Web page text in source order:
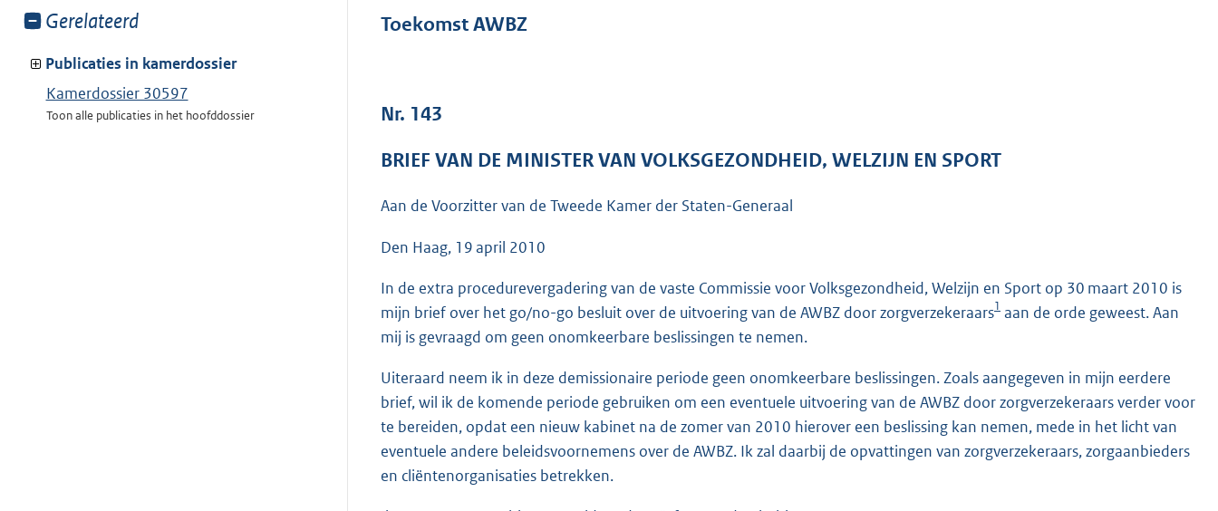
Toon
van:
Gerelateerd
Publicaties in kamerdossier
Kamerdossier 30597
Toon alle publicaties in het hoofddossier
r
o
:
3
9
Toekomst AWBZ
Nr. 143
BRIEF VAN DE MINISTER VAN VOLKSGEZONDHEID, WELZIJN EN SPORT
Aan de Voorzitter van de Tweede Kamer der Staten-Generaal
Den Haag, 19 april 2010
In de extra procedurevergadering van de vaste Commissie voor Volksgezondheid, Welzijn en Sport op 30 maart 2010 is
mijn brief over het go/no-go besluit over de uitvoering van de AWBZ door zorgverzekeraars1 aan de orde geweest. Aan
mij is gevraagd om geen onomkeerbare beslissingen te nemen.
Uiteraard neem ik in deze demissionaire periode geen onomkeerbare beslissingen. Zoals aangegeven in mijn eerdere
brief, wil ik de komende periode gebruiken om een eventuele uitvoering van de AWBZ door zorgverzekeraars verder voor
te bereiden, opdat een nieuw kabinet na de zomer van 2010 hierover een beslissing kan nemen, mede in het licht van
eventuele andere beleidsvoornemens over de AWBZ. Ik zal daarbij de opvattingen van zorgverzekeraars, zorgaanbieders
en cliëntenorganisaties betrekken.